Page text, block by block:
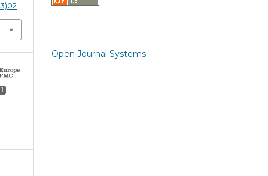
1
Open Journal Systems